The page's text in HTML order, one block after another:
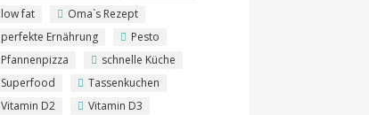
low fat
Oma`s Rezept
perfekte Ernährung
Pesto
Pfannenpizza
schnelle Küche
Superfood
Tassenkuchen
Vitamin D2
Vitamin D3